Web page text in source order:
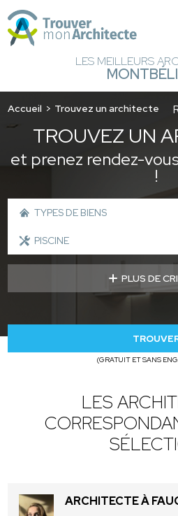
LES MEILLEURS
Accueil Trouvez un architecte
TROUVEZ UN
et prenez rendez-
!
PLUS DE
(GRATUIT ET SANS
LES
ARCHITECTE À